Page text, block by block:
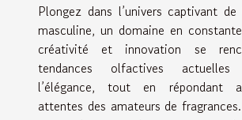
Plongez dans l’univers captivant
masculine, un domaine en
créativité et innovation se
tendances olfactives actuelles
l’élégance, tout en répondant
attentes des amateurs de